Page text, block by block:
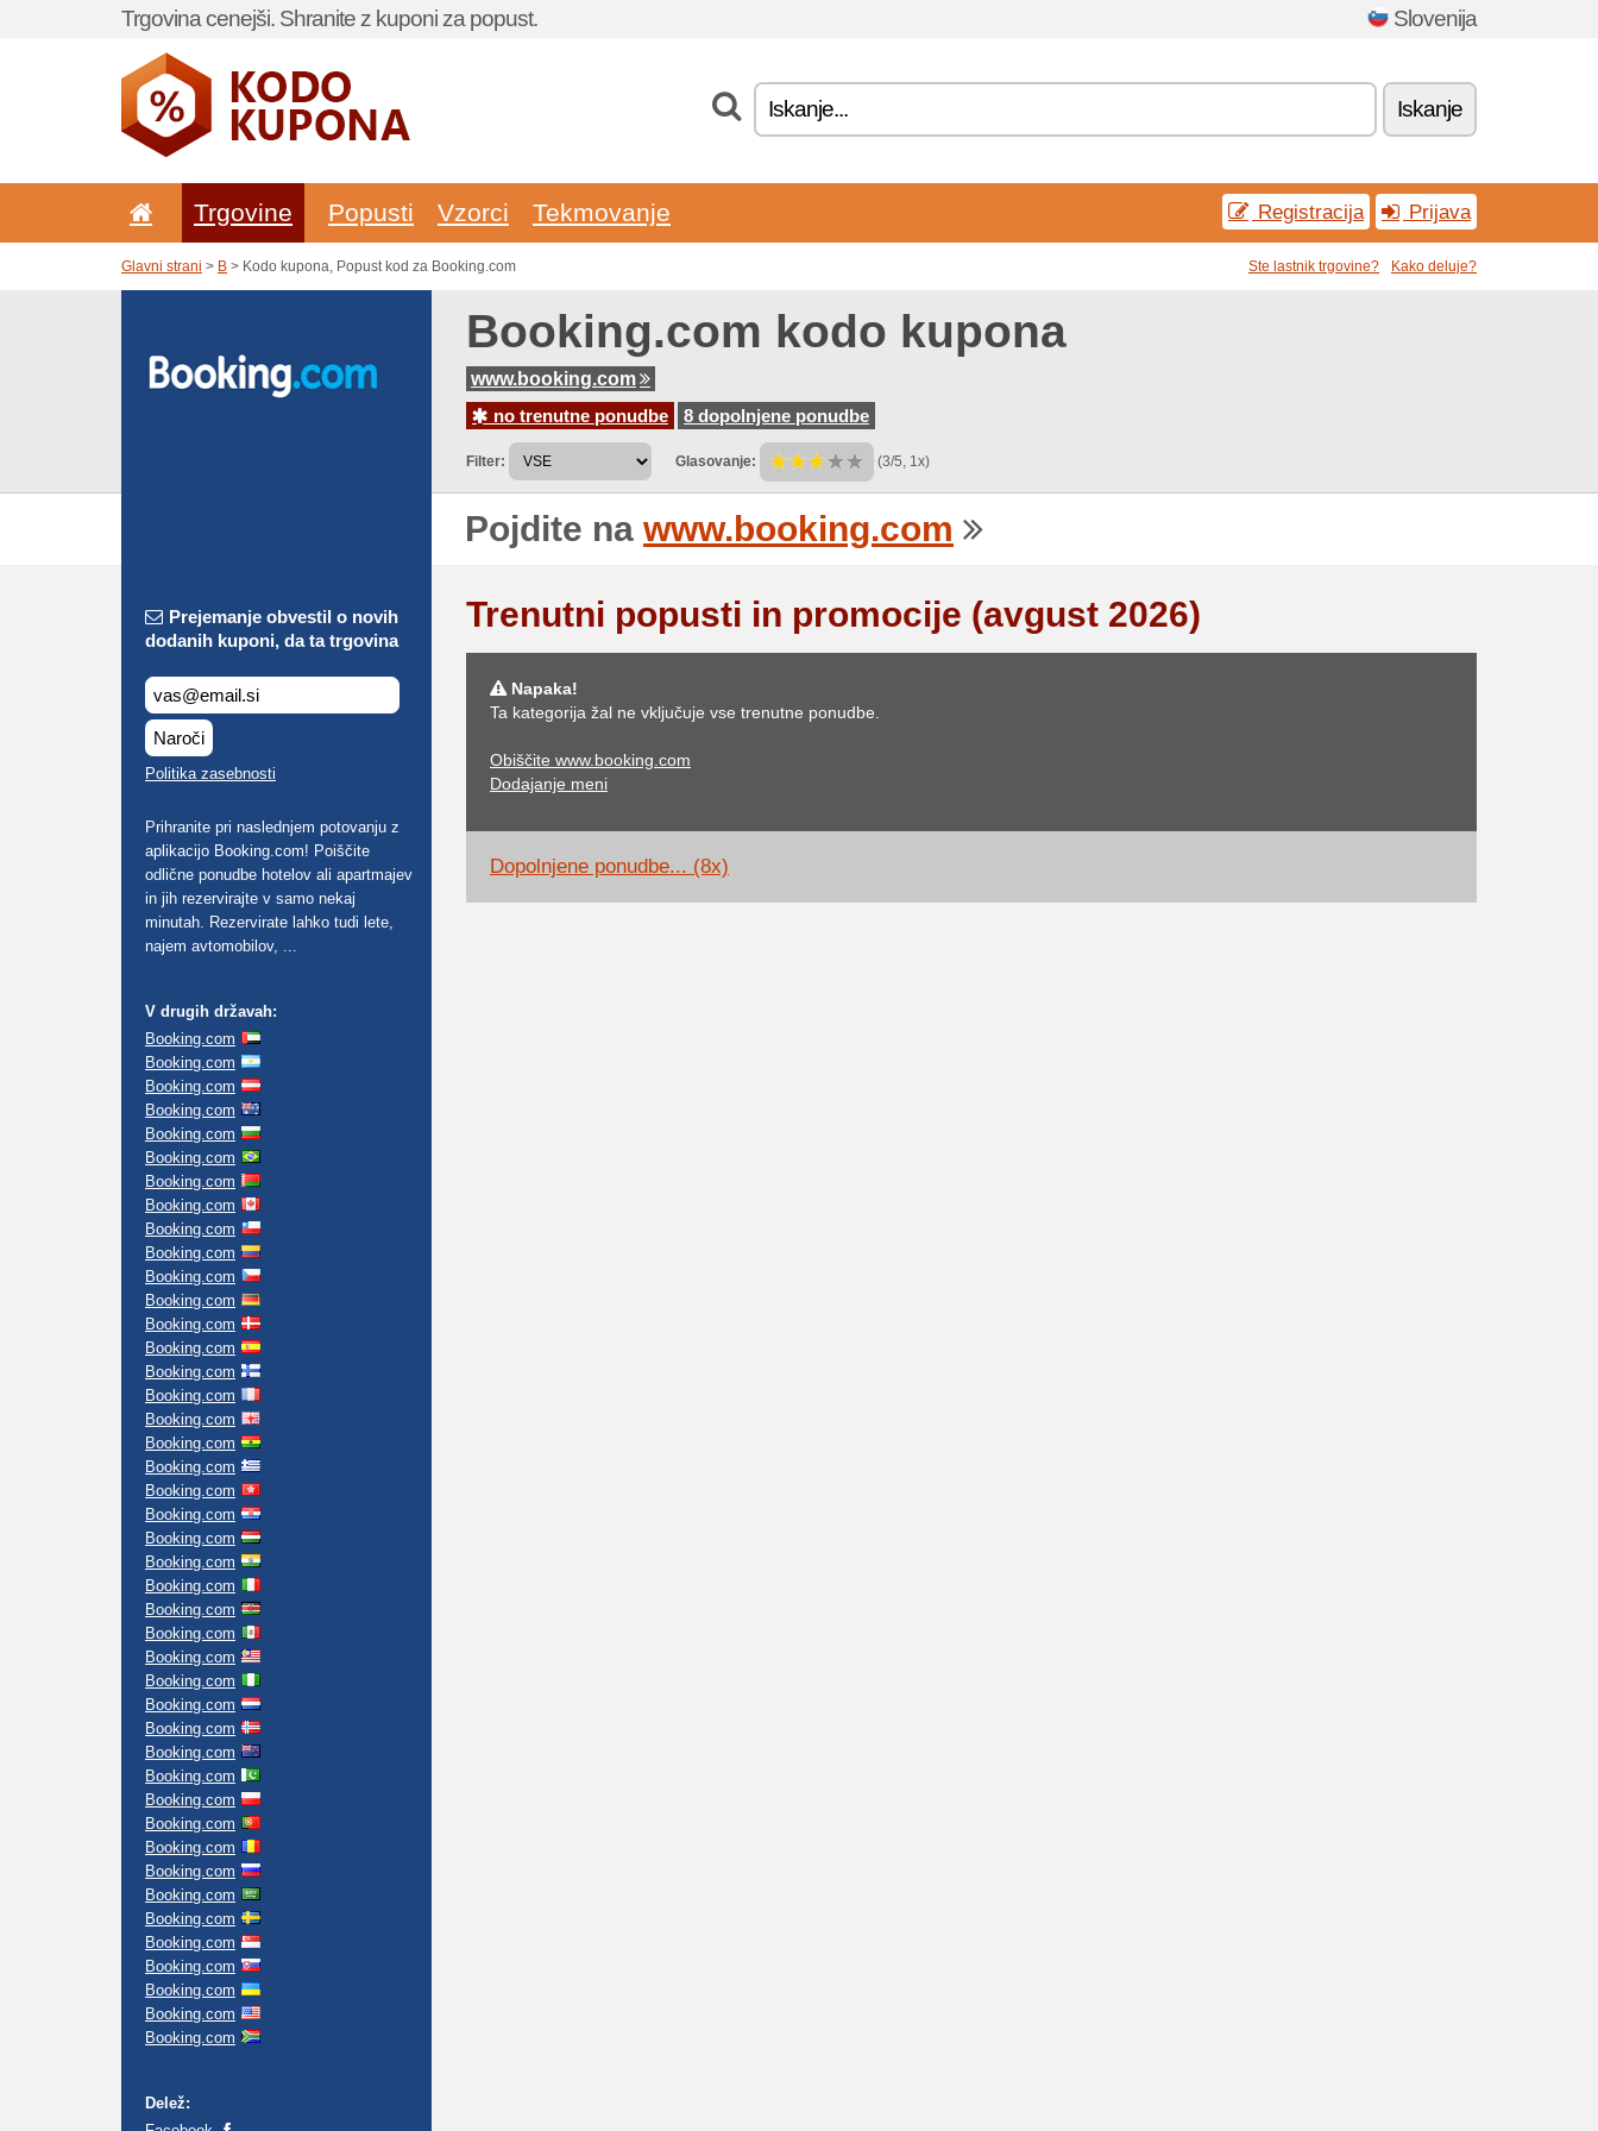
Trgovina cenejši. Shranite z kuponi za popust. Slovenija
Iskanje
Trgovine Popusti Vzorci Tekmovanje Registracija Prijava
Glavni strani > B > Kodo kupona, Popust kod za Booking.com Ste lastnik trgovine? Kako deluje?
Booking.com kodo kupona
www.booking.com
no trenutne ponudbe
8 dopolnjene ponudbe
Filter: Glasovanje: (3/5, 1x)
Pojdite na www.booking.com
Prejemanje obvestil o novih
dodanih kuponi, da ta trgovina
Naroči
Politika zasebnosti
Prihranite pri naslednjem potovanju z
aplikacijo Booking.com! Poiščite
odlične ponudbe hotelov ali apartmajev
in jih rezervirajte v samo nekaj
minutah. Rezervirate lahko tudi lete,
najem avtomobilov, ...
V drugih državah:
Booking.com
Booking.com
Booking.com
Booking.com
Booking.com
Booking.com
Booking.com
Booking.com
Booking.com
Booking.com
Booking.com
Booking.com
Booking.com
Booking.com
Booking.com
Booking.com
Booking.com
Booking.com
Booking.com
Booking.com
Booking.com
Booking.com
Booking.com
Booking.com
Booking.com
Booking.com
Booking.com
Booking.com
Booking.com
Booking.com
Booking.com
Booking.com
Booking.com
Booking.com
Booking.com
Booking.com
Booking.com
Booking.com
Booking.com
Booking.com
Booking.com
Booking.com
Booking.com
Delež:
Trenutni popusti in promocije (avgust 2026)
Napaka!
Ta kategorija žal ne vključuje vse trenutne ponudbe.
Obiščite www.booking.com
Dodajanje meni
Dopolnjene ponudbe... (8x)